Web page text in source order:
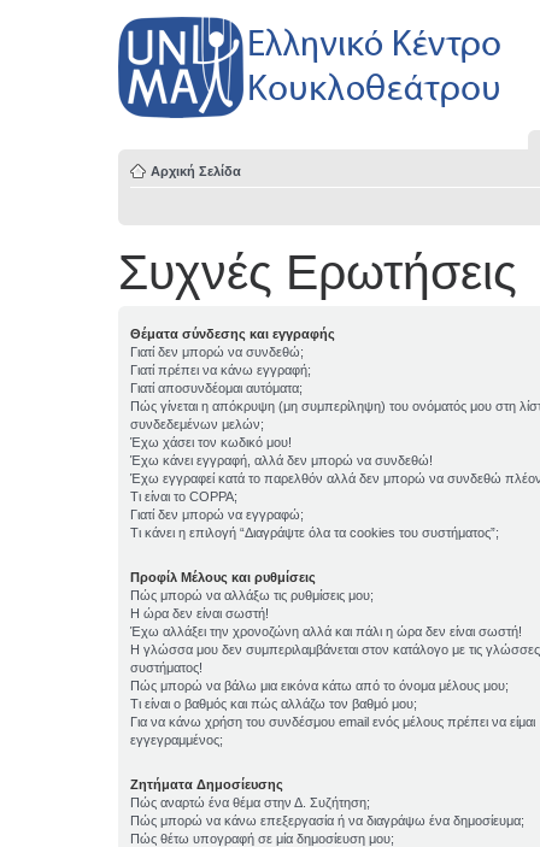
Αρχική Σελίδα
Συχνές Ερωτήσεις
Θέματα σύνδεσης και εγγραφής
Γιατί δεν μπορώ να συνδεθώ;
Γιατί πρέπει να κάνω εγγραφή;
Γιατί αποσυνδέομαι αυτόματα;
Πώς γίνεται η απόκρυψη (μη συμπερίληψη) του ονόματός μου στη
συνδεδεμένων μελών;
Έχω χάσει τον κωδικό μου!
Έχω κάνει εγγραφή, αλλά δεν μπορώ να συνδεθώ!
Έχω εγγραφεί κατά το παρελθόν αλλά δεν μπορώ να συνδεθώ
Τι είναι το COPPA;
Γιατί δεν μπορώ να εγγραφώ;
Τι κάνει η επιλογή “Διαγράψτε όλα τα cookies του συστήματος”;
Προφίλ Μέλους και ρυθμίσεις
Πώς μπορώ να αλλάξω τις ρυθμίσεις μου;
Η ώρα δεν είναι σωστή!
Έχω αλλάξει την χρονοζώνη αλλά και πάλι η ώρα δεν είναι σωστή!
Η γλώσσα μου δεν συμπεριλαμβάνεται στον κατάλογο με τις
συστήματος!
Πώς μπορώ να βάλω μια εικόνα κάτω από το όνομα μέλους μου;
Τι είναι ο βαθμός και πώς αλλάζω τον βαθμό μου;
Για να κάνω χρήση του συνδέσμου email ενός μέλους πρέπει να είμαι
εγγεγραμμένος;
Ζητήματα Δημοσίευσης
Πώς αναρτώ ένα θέμα στην Δ. Συζήτηση;
Πώς μπορώ να κάνω επεξεργασία ή να διαγράψω ένα δημοσίευμα;
Πώς θέτω υπογραφή σε μία δημοσίευση μου;